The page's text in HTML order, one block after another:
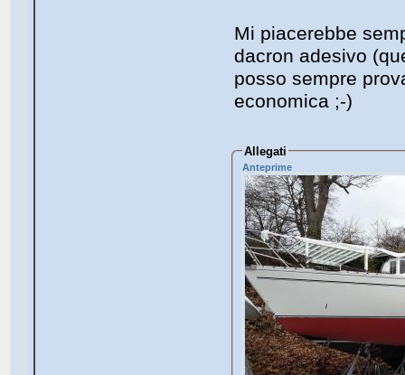
Mi piacerebbe
dacron adesivo
posso sempre
economica ;-)
Allegati
Anteprime